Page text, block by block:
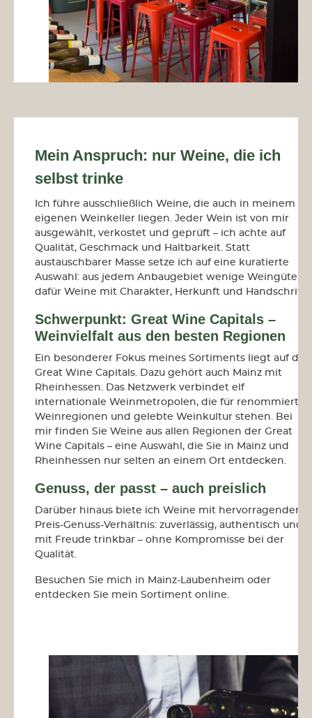
Mein Anspruch: nur Weine, die ich
selbst trinke
Ich führe ausschließlich Weine, die auch in meinem
eigenen Weinkeller liegen. Jeder Wein ist von mir
ausgewählt, verkostet und geprüft – ich achte auf
Qualität, Geschmack und Haltbarkeit . Statt
austauschbarer Masse setze ich auf eine kuratierte
Auswahl: aus jedem Anbaugebiet wenige Weingüter,
dafür Weine mit Charakter, Herkunft und Handschrift.
Schwerpunkt: Great Wine Capitals –
Weinvielfalt aus den besten Regionen
Ein besonderer Fokus meines Sortiments liegt auf den
Great Wine Capitals . Dazu gehört auch Mainz mit
Rheinhessen . Das Netzwerk verbindet elf
internationale Weinmetropolen, die für renommierte
Weinregionen und gelebte Weinkultur stehen. Bei
mir finden Sie Weine aus allen Regionen der Great
Wine Capitals – eine Auswahl, die Sie in Mainz und
Rheinhessen nur selten an einem Ort entdecken.
Genuss, der passt – auch preislich
Darüber hinaus biete ich Weine mit hervorragendem
Preis-Genuss-Verhältnis: zuverlässig, authentisch und
mit Freude trinkbar – ohne Kompromisse bei der
Qualität.
Besuchen Sie mich in Mainz-Laubenheim oder
entdecken Sie mein Sortiment online.